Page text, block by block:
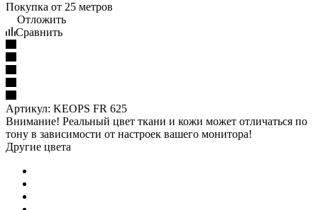
Покупка от 25 метров
Отложить
Сравнить
Артикул: KEOPS FR 625
Внимание! Реальный цвет ткани и кожи может отличаться по
тону в зависимости от настроек вашего монитора!
Другие цвета